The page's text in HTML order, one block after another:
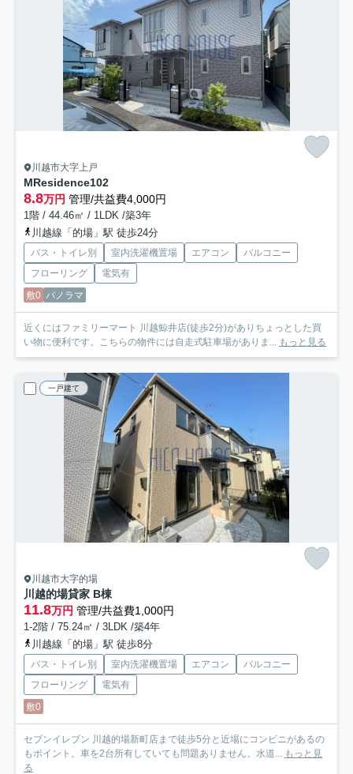
川越市大字上戸
MResidence102
8.8万円 管理/共益費4,000円
1階 / 44.46㎡ / 1LDK /築3年
川越線「的場」駅 徒歩24分
バス・トイレ別 室内洗濯機置場 エアコン
バルコニー
フローリング
電気有
敷0 パノラマ
近くにはファミリーマート 川越鯨井店(徒歩2分)がありちょっとした買
い物に便利です。こちらの物件には自走式駐車場がありま... もっと見る
一戸建て
川越市大字的場
川越的場貸家 B棟
11.8万円 管理/共益費1,000円
1-2階 / 75.24㎡ / 3LDK /築4年
川越線「的場」駅 徒歩8分
バス・トイレ別 室内洗濯機置場 エアコン
バルコニー
フローリング
電気有
敷0
セブンイレブン 川越的場新町店まで徒歩5分と近場にコンビニがあるの
もポイント。車を2台所有していても問題ありません。水道... もっと見
る